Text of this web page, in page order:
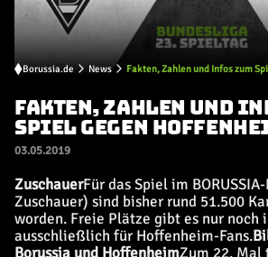
Borussia.de News Fakten, Zahlen und Infos zum
FAKTEN, ZAHLEN UND
SPIEL GEGEN
03.05.2019
ZuschauerFür das Spiel im
Zuschauer) sind bisher rund 51.500
worden. Freie Plätze gibt es nur noch
ausschließlich für Hoffenheim-Fans.
Borussia und HoffenheimZum 22.